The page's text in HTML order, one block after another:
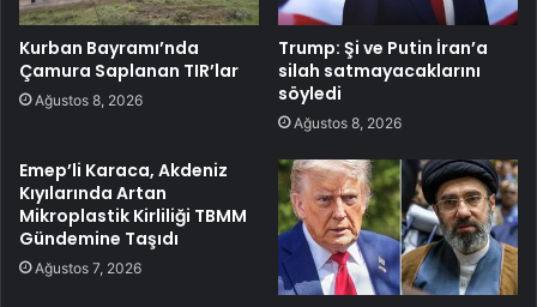
Kurban Bayramı’nda
Çamura Saplanan TIR’lar
Ağustos 8, 2026
Trump: Şi ve Putin İran’a
silah satmayacaklarını
söyledi
Ağustos 8, 2026
Emep’li Karaca, Akdeniz
Kıyılarında Artan
Mikroplastik Kirliliği TBMM
Gündemine Taşıdı
Ağustos 7, 2026